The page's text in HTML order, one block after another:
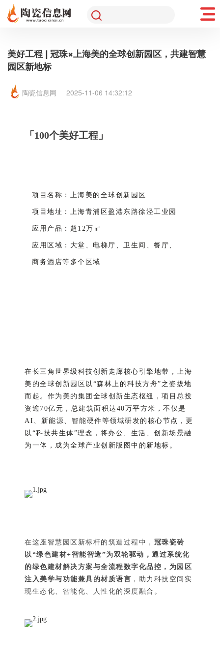
美好工程 | 冠珠×上海美的全球创新园区，共建智慧
园区新地标
陶瓷信息网 2025-11-06 14:32:12
「100个美好工程 」
项目名称： 上海美的全球创新园区
项目地址：上海青浦区盈港东路徐泾工业园
应用产品：超12万㎡
应用区域：大堂、电梯厅、卫生间、餐厅、
商务酒店等多个区域
在长三角世界级科技创新走廊核心引擎地带，上海
美的全球创新园区以“森林上的科技方舟” 之姿拔地
而起。作为美的集团全球创新生态枢纽，项目总投
资逾70亿元，总建筑面积达40万平方米，不仅是
AI、新能源、智能硬件等领域研发的核心节点，更
以“科技共生体”理念，将办公、生活、创新场景融
为一体，成为全球产业创新版图中的新地标。
在这座智慧园区新标杆的筑造过程中， 冠珠瓷砖
以“绿色建材+智能智造”为双轮驱动，通过系统化
的绿色建材解决方案与全流程数字化品控，为园区
注入美学与功能兼具的材质语言 ，助力科技空间实
现生态化、智能化、人性化的深度融合。